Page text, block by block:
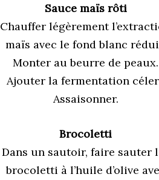
Sauce maïs rôti
Chauffer légèrement
maïs avec le fond blanc
Monter au beurre de peaux.
Ajouter la fermentation
Assaisonner.
Brocoletti
Dans un sautoir, faire sauter
brocoletti à l’huile d’olive